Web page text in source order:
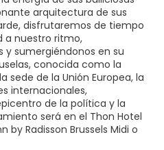
arquitectura de sus
disfrutaremos de tiempo
a nuestro ritmo,
y sumergiéndonos en su
conocida como la
sede de la Unión Europea, la
internacionales,
de la política y la
será en el Thon Hotel
by Radisson Brussels Midi o